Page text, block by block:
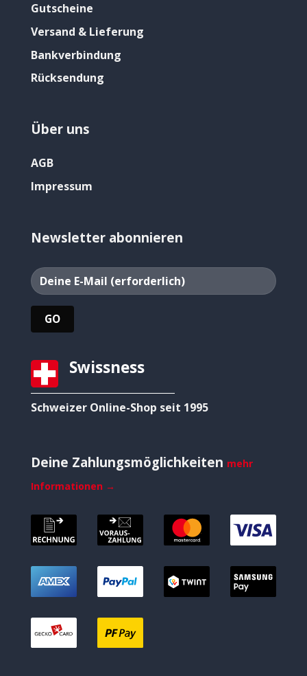
Gutscheine
Versand & Lieferung
Bankverbindung
Rücksendung
Über uns
AGB
Impressum
Newsletter abonnieren
Swissness
Schweizer Online-Shop seit 1995
Deine Zahlungsmöglichkeiten mehr
Informationen →